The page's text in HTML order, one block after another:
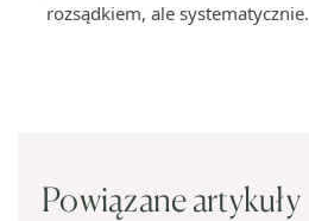
rozsądkiem, ale systematycznie.
Powiązane artykuły